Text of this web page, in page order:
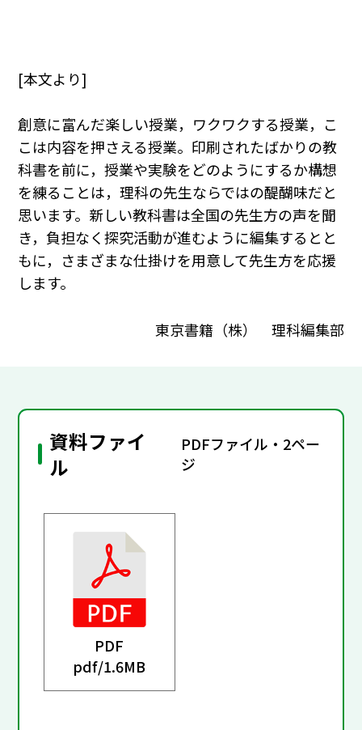
[本文より]
創意に富んだ楽しい授業，ワクワクする授業，こ
こは内容を押さえる授業。印刷されたばかりの教
科書を前に，授業や実験をどのようにするか構想
を練ることは，理科の先生ならではの醍醐味だと
思います。新しい教科書は全国の先生方の声を聞
き，負担なく探究活動が進むように編集するとと
もに，さまざまな仕掛けを用意して先生方を応援
します。
東京書籍（株） 理科編集部
資料ファイ
ル
PDFファイル・2ペー
ジ
PDF
pdf/1.6MB